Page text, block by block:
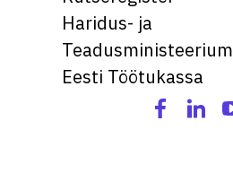
Haridus- ja
Teadusministeerium
Eesti Töötukassa